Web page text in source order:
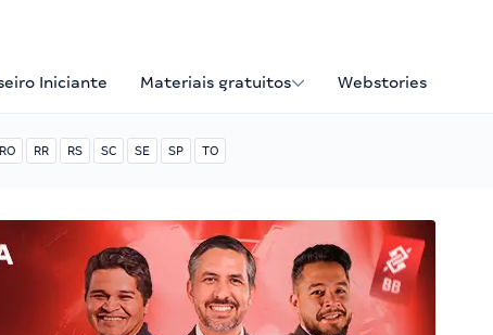
Iniciante Materiais gratuitos Webstories
RO RR RS SC SE SP TO